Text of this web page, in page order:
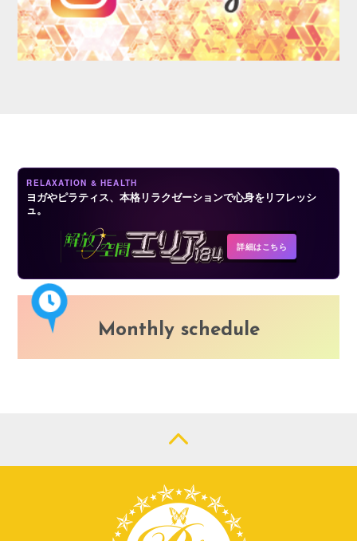
RELAXATION & HEALTH
ヨガやピラティス、本格リラクゼーションで心身をリフレッシ
ュ。
詳細はこちら
Monthly schedule